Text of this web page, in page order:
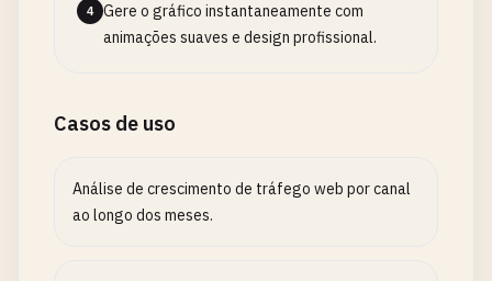
4
Gere o gráfico instantaneamente com
animações suaves e design profissional.
Casos de uso
Análise de crescimento de tráfego web por canal
ao longo dos meses.